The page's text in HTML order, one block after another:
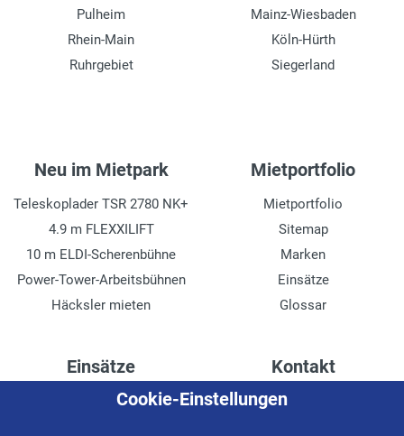
Tankinhalt und Kraftstoff
85 l, Diesel
Mastneigung
Pulheim
Rhein-Main
Ruhrgebiet
Mainz-Wiesbaden
Köln-Hürth
Siegerland
Neu im Mietpark
Teleskoplader TSR 2780 NK+
4.9 m FLEXXILIFT
10 m ELDI-Scherenbühne
Power-Tower-Arbeitsbühnen
Häcksler mieten
Mietportfolio
Mietportfolio
Sitemap
Marken
Einsätze
Glossar
Einsätze
Höhenzugang für
Kontakt
Kontaktformular
Cookie-Einstellungen